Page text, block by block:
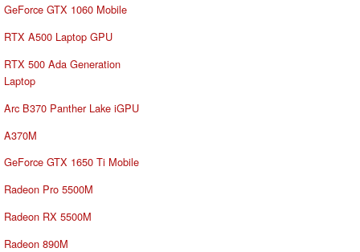
GeForce GTX 1060 Mobile
RTX A500 Laptop GPU
RTX 500 Ada Generation
Laptop
Arc B370 Panther Lake iGPU
A370M
GeForce GTX 1650 Ti Mobile
Radeon Pro 5500M
Radeon RX 5500M
Radeon 890M